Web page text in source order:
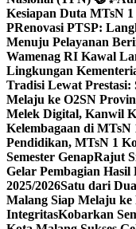
Kesiapan Duta MTsN
PRenovasi PTSP:
Menuju Pelayanan
Wamenag RI Kawal
Lingkungan
Tradisi Lewat
Melaju ke O2SN
Melek Digital, Kanwil
Kelembagaan di MTsN
Pendidikan, MTsN 1
Semester GenapRajut
Gelar Pembagian Hasil
2025/2026Satu dari
Malang Siap Melaju ke
IntegritasKobarkan